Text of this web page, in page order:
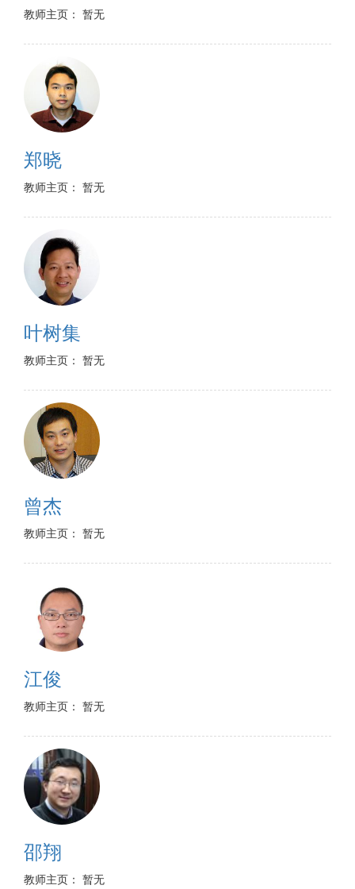
教师主页： 暂无
郑晓
教师主页： 暂无
叶树集
教师主页： 暂无
曾杰
教师主页： 暂无
江俊
教师主页： 暂无
邵翔
教师主页： 暂无